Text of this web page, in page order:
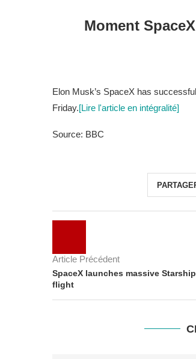
Moment
Elon Musk’s SpaceX has
Friday.[Lire l'article en intégralité]
Source: BBC
Article Précédent
SpaceX launches massive
flight